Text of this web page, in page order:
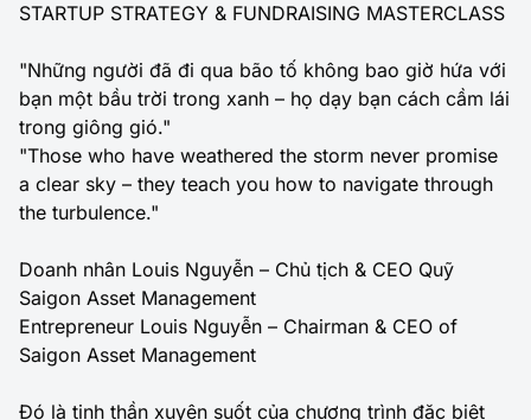
STARTUP STRATEGY & FUNDRAISING MASTERCLASS
"Những người đã đi qua bão tố không bao giờ hứa với
bạn một bầu trời trong xanh – họ dạy bạn cách cầm lái
trong giông gió."
"Those who have weathered the storm never promise
a clear sky – they teach you how to navigate through
the turbulence."
Doanh nhân Louis Nguyễn – Chủ tịch & CEO Quỹ
Saigon Asset Management
Entrepreneur Louis Nguyễn – Chairman & CEO of
Saigon Asset Management
Đó là tinh thần xuyên suốt của chương trình đặc biệt